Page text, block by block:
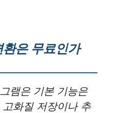
은 무료인가
램은 기본 기능은
화질 저장이나 추